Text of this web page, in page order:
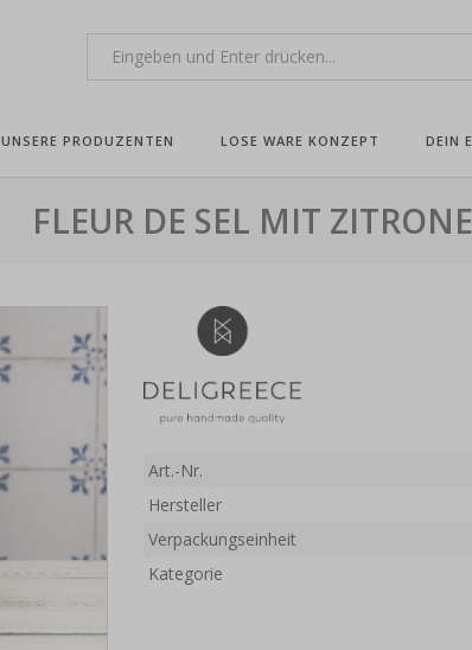
UNSERE PRODUZENTEN LOSE WARE KONZEPT DEIN
FLEUR DE SEL MIT
Art.-Nr.
Hersteller
Verpackungseinheit
Kategorie